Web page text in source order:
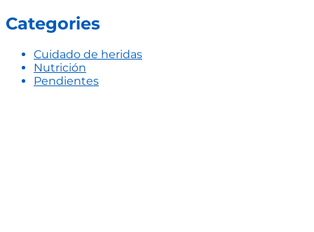
Categories
Cuidado de heridas
Nutrición
Pendientes